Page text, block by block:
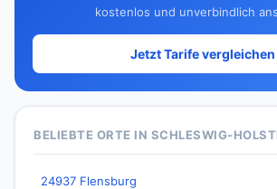
kostenlos und unverbindlich
Jetzt Tarife vergleichen
BELIEBTE ORTE IN SCHLESWIG-
24937 Flensburg